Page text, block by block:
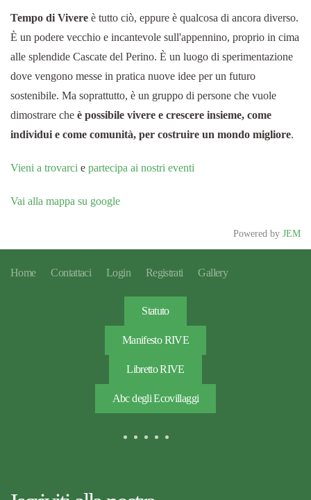
Tempo di Vivere è tutto ciò, eppure è qualcosa di ancora diverso.
È un podere vecchio e incantevole sull'appennino, proprio in cima
alle splendide Cascate del Perino. È un luogo di sperimentazione
dove vengono messe in pratica nuove idee per un futuro
sostenibile. Ma soprattutto, è un gruppo di persone che vuole
dimostrare che è possibile vivere e crescere insieme, come
individui e come comunità, per costruire un mondo migliore.
Vieni a trovarci e partecipa ai nostri eventi
Vai alla mappa su google
Powered by JEM
Home Contattaci Login Registrati Gallery
Statuto
Manifesto RIVE
Libretto RIVE
Abc degli Ecovillaggi